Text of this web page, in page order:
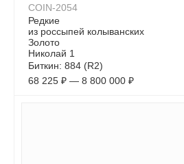
COIN-2054
Редкие
из россыпей колыванских
Золото
Николай 1
Биткин: 884 (R2)
68 225 ₽ — 8 800 000 ₽